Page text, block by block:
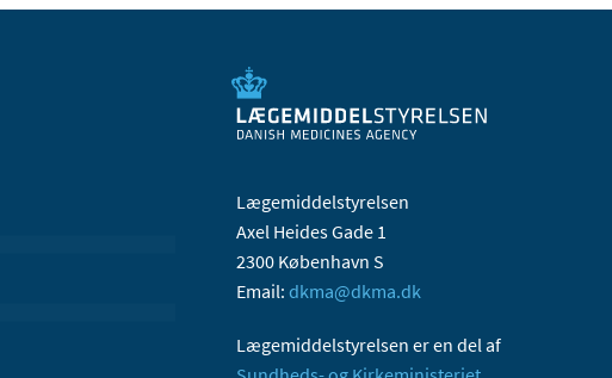
Lægemiddelstyrelsen
Axel Heides Gade 1
2300 København S
Email: dkma@dkma.dk
Lægemiddelstyrelsen er en del af